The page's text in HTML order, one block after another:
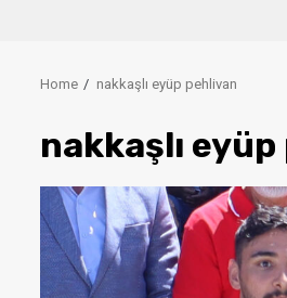
Home nakkaşlı eyüp pehlivan
nakkaşlı